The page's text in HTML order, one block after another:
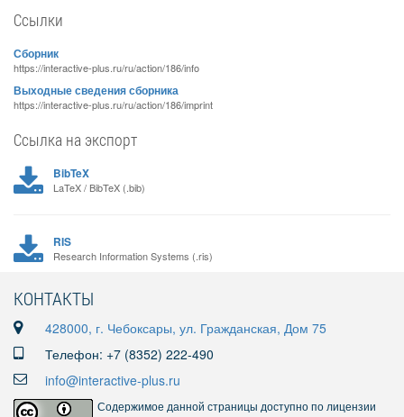
Ссылки
Сборник
https://interactive-plus.ru/ru/action/186/info
Выходные сведения сборника
https://interactive-plus.ru/ru/action/186/imprint
Ссылка на экспорт
BibTeX
LaTeX / BibTeX (.bib)
RIS
Research Information Systems (.ris)
КОНТАКТЫ
428000, г. Чебоксары, ул. Гражданская, Дом 75
Телефон: +7 (8352) 222-490
info@interactive-plus.ru
Содержимое данной страницы доступно по лицензии